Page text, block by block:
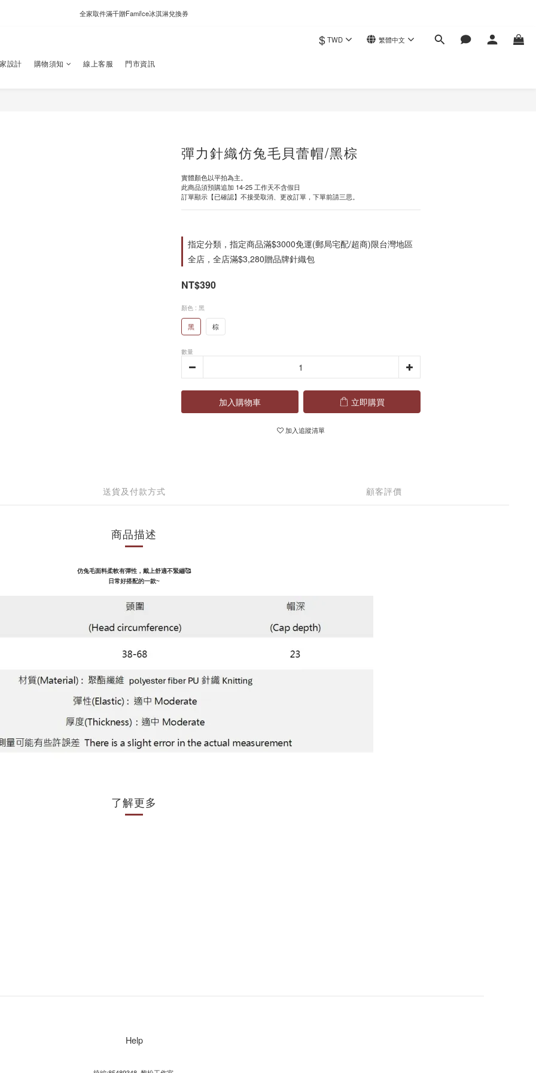
新自製款系列首批限時優惠｜單件95折，任兩件9折
全家取件滿千贈Fami!ce冰淇淋兌換券
$ TWD 繁體中文
設計 購物須知 線上客服 門市資訊
彈力針織仿兔毛貝蕾帽/黑棕
實體顏色以平拍為主。
此商品須預購追加 14-25 工作天不含假日
訂單顯示【已確認】不接受取消、更改訂單，下單前請三思。
指定分類，指定商品滿$3000免運(郵局宅配/超商)限台灣地區
全店，全店滿$3,280贈品牌針織包
NT$390
顏色 : 黑
黑 棕
數量
加入購物車 立即購買
加入追蹤清單
送貨及付款方式 顧客評價
商品描述
仿兔毛面料柔軟有彈性 ，戴上舒適不緊繃🥰
日常好搭配的一款~
了解更多
Help